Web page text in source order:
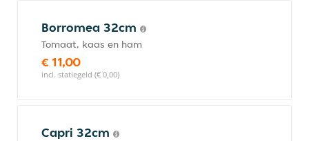
Borromea 32cm
Tomaat, kaas en ham
€ 11,00
incl. statiegeld (€ 0,00)
Capri 32cm